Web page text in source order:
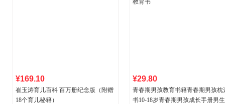
¥169.10
崔玉涛育儿百科 百万册纪念版（附赠
18个育儿秘籍）
¥29.80
青春期男孩教育书籍青春期男孩枕
书10-18岁青春期男孩成长手册男